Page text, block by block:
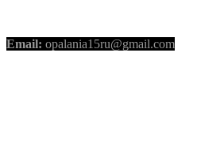
Email: opalania15ru@gmail.com